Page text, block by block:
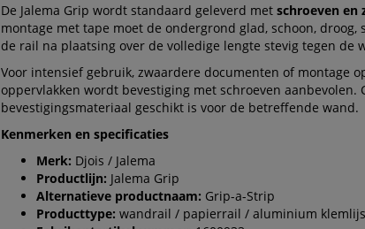
De Jalema Grip wordt standaard geleverd met schroeven en
montage met tape moet de ondergrond glad, schoon,
de rail na plaatsing over de volledige lengte stevig tegen de
Voor intensief gebruik, zwaardere documenten of montage
oppervlakken wordt bevestiging met schroeven aanbevolen.
bevestigingsmateriaal geschikt is voor de betreffende wand.
Kenmerken en specificaties
Merk: Djois / Jalema
Productlijn: Jalema Grip
Alternatieve productnaam: Grip-a-Strip
Producttype: wandrail / papierrail / aluminium